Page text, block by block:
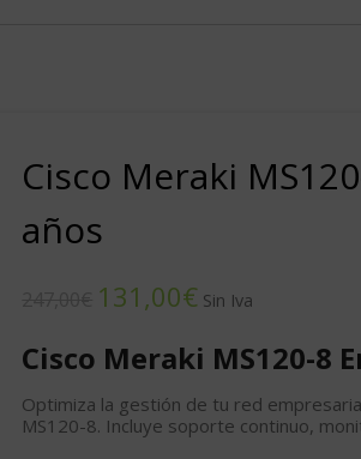
Cisco Meraki
años
131,00€
Cisco Meraki MS120-8
Optimiza la gestión de tu red
MS120-8. Incluye soporte continuo,